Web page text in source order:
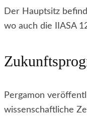
Der Hauptsitz
wo auch die IIASA
Pergamon
wissenschaftliche